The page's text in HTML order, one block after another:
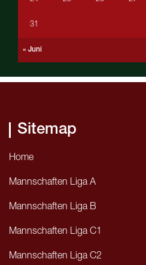
« Juni
31
Sitemap
Home
Mannschaften Liga A
Mannschaften Liga B
Mannschaften Liga C1
Mannschaften Liga C2